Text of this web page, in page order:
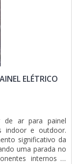
ELÉTRICO
de ar para painel
indoor e outdoor.
significativo da
uma parada no
internos e